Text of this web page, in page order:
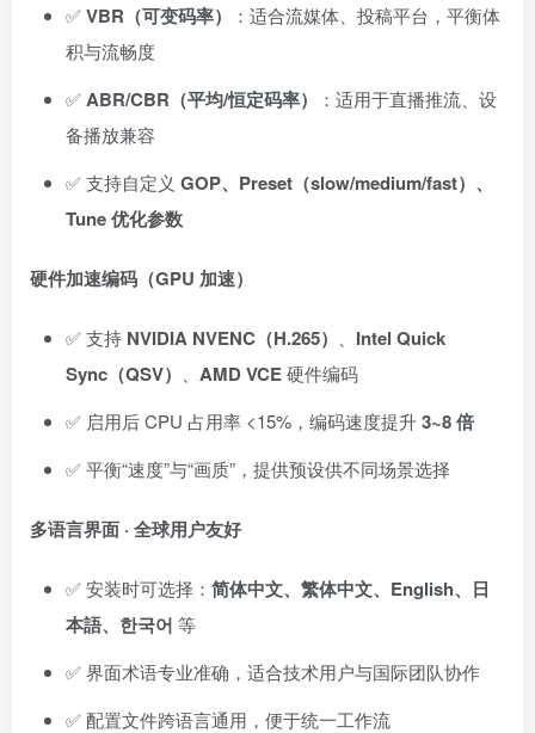
✅VBR（可变码率）
：适合流媒体、投稿平台，平衡体
积与流畅度
✅ABR/CBR（平均/恒定码率）
：适用于直播推流、设
备播放兼容
✅ 支持自定义 GOP、Preset（slow/medium/fast）、
Tune 优化参数
硬件加速编码（GPU 加速）
✅ 支持 NVIDIA NVENC（H.265）
Intel Quick
Sync（QSV）
AMD VCE硬件编码
✅ 启用后 CPU 占用率 <15%，编码速度提升3~8 倍
✅ 平衡“速度”与“画质”，提供预设供不同场景选择
多语言界面 · 全球用户友好
✅ 安装时可选择： 简体中文、繁体中文、English、日
本語、한국어 等
✅ 界面术语专业准确，适合技术用户与国际团队协作
✅ 配置文件跨语言通用，便于统一工作流